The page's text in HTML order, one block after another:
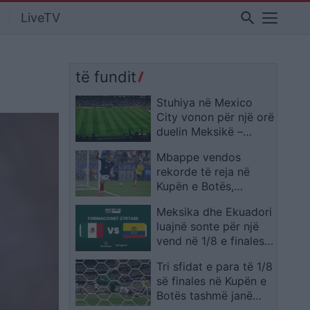
LiveTV search
të fundit
Stuhiya në Mexico
City vonon për një orë
duelin Meksikë –
Mbappe vendos
rekorde të reja në
Kupën e Botës,
emra legjendarë
Meksika dhe Ekuadori
luajnë sonte për një
vend në 1/8 e finales,
formacionet zyrtare
Tri sfidat e para të 1/8
së finales në Kupën e
Botës tashmë janë